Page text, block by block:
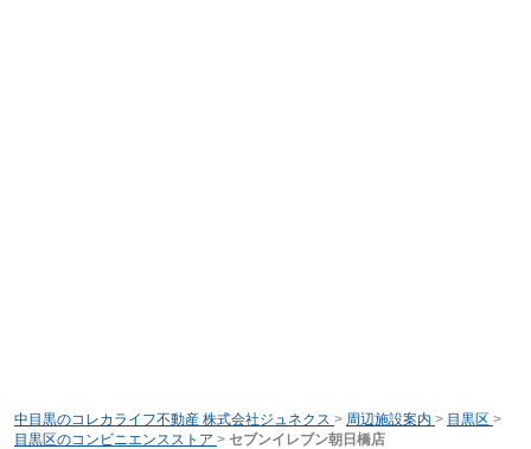
中目黒のコレカライフ不動産 株式会社ジュネクス > 周辺施設案内 > 目黒区 >
目黒区のコンビニエンスストア > セブンイレブン朝日橋店